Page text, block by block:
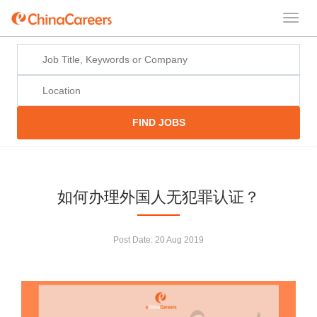
FIND JOBS
如何办理外国人无犯罪认证？
Post Date: 20 Aug 2019